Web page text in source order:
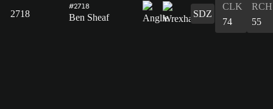
2718
#2718
Ben Sheaf SDZ
CLK
74
RCH
55